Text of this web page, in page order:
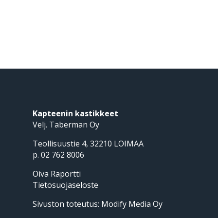
Kapteenin kastikkeet
Velj. Taberman Oy
Teollisuustie 4, 32210 LOIMAA
p. 02 762 8006
Oiva Raportti
Tietosuojaseloste
Sivuston toteutus: Modify Media Oy